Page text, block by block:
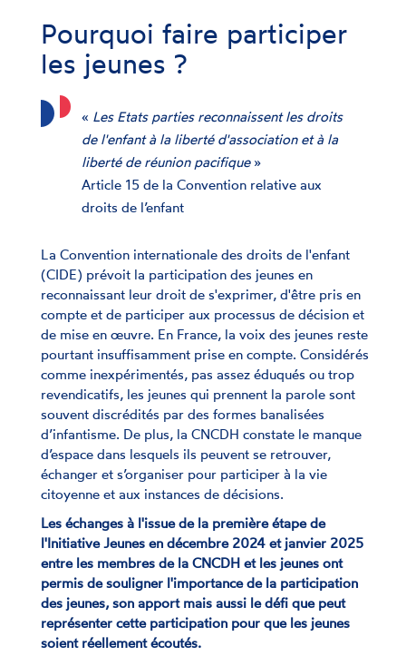
Pourquoi faire participer
les jeunes ?
« Les Etats parties reconnaissent les droits
de l'enfant à la liberté d'association et à la
liberté de réunion pacifique»
Article 15 de la Convention relative aux
droits de l’enfant
La Convention internationale des droits de l'enfant
(CIDE) prévoit la participation des jeunes en
reconnaissant leur droit de s'exprimer, d'être pris en
compte et de participer aux processus de décision et
de mise en œuvre. En France, la voix des jeunes reste
pourtant insuffisamment prise en compte. Considérés
comme inexpérimentés, pas assez éduqués ou trop
revendicatifs, les jeunes qui prennent la parole sont
souvent discrédités par des formes banalisées
d’infantisme. De plus, la CNCDH constate le manque
d’espace dans lesquels ils peuvent se retrouver,
échanger et s’organiser pour participer à la vie
citoyenne et aux instances de décisions.
Les échanges à l'issue de la première étape de
l'Initiative Jeunes en décembre 2024 et janvier 2025
entre les membres de la CNCDH et les jeunes ont
permis de souligner l'importance de la participation
des jeunes, son apport mais aussi le défi que peut
représenter cette participation pour que les jeunes
soient réellement écoutés.